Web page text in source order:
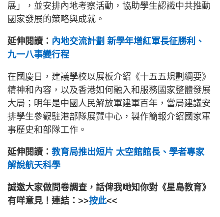
展」，並安排內地考察活動，協助學生認識中共推動
國家發展的策略與成就。
延伸閱讀： 內地交流計劃 新學年增紅軍長征勝利、
九一八事變行程
在國慶日，建議學校以展板介紹《十五五規劃綱要》
精神和內容，以及香港如何融入和服務國家整體發展
大局；明年是中國人民解放軍建軍百年，當局建議安
排學生參觀駐港部隊展覽中心，製作簡報介紹國家軍
事歷史和部隊工作。
延伸閱讀： 教育局推出短片 太空館館長、學者專家
解說航天科學
誠邀大家做問卷調查，話俾我哋知你對《星島教育》
有咩意見！連結：>>按此<<